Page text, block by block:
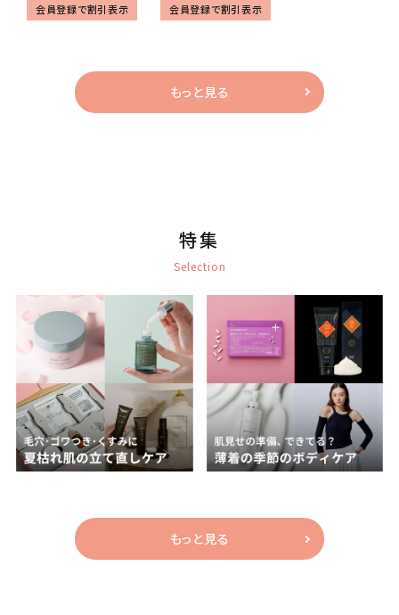
会員登録で割引表示 会員登録で割引表示
もっと見る
特集
Selection
もっと見る